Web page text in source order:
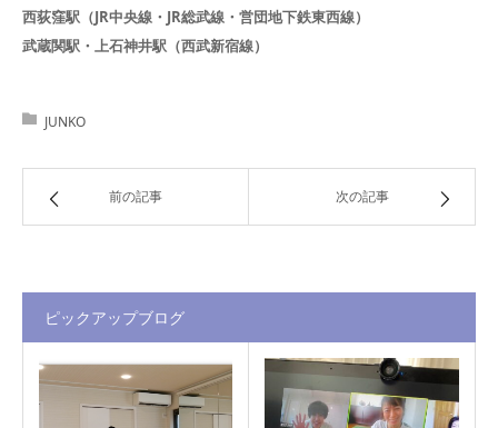
西荻窪駅（JR中央線・JR総武線・営団地下鉄東西線）
武蔵関駅・上石神井駅（西武新宿線）
JUNKO
前の記事 次の記事
ピックアップブログ